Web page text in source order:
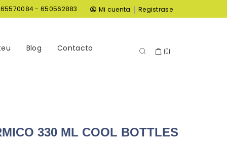
- 650562883 Mi cuenta | Registrase
Blog Contacto (0)
330 ML COOL BOTTLES